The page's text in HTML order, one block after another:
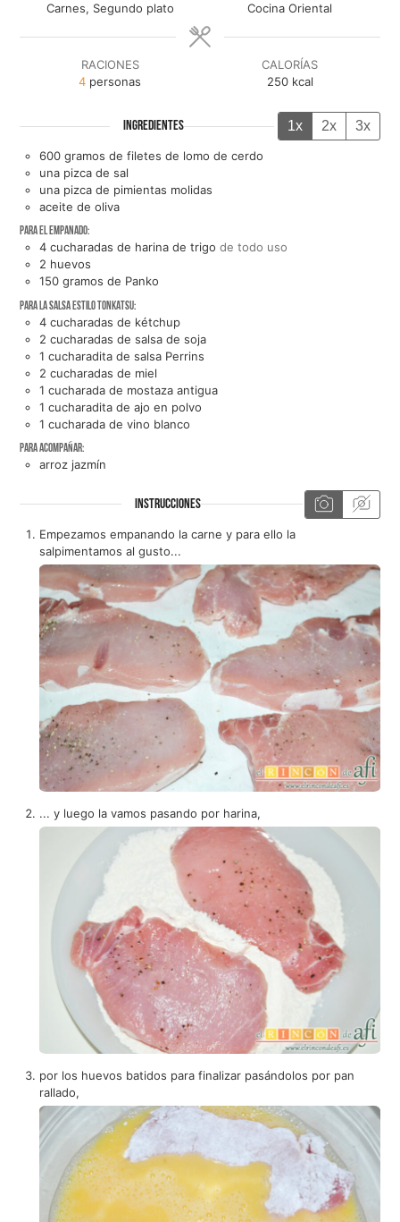
Carnes, Segundo plato
Cocina Oriental
RACIONES
4 personas
CALORÍAS
250 kcal
INGREDIENTES 1x 2x 3x
600 gramos de filetes de lomo de cerdo
una pizca de sal
una pizca de pimientas molidas
aceite de oliva
Para el empanado:
4 cucharadas de harina de trigo de todo uso
2 huevos
150 gramos de Panko
Para la salsa estilo Tonkatsu:
4 cucharadas de kétchup
2 cucharadas de salsa de soja
1 cucharadita de salsa Perrins
2 cucharadas de miel
1 cucharada de mostaza antigua
1 cucharadita de ajo en polvo
1 cucharada de vino blanco
Para acompañar:
arroz jazmín
INSTRUCCIONES
Empezamos empanando la carne y para ello la
salpimentamos al gusto...
... y luego la vamos pasando por harina,
por los huevos batidos para finalizar pasándolos por pan
rallado,